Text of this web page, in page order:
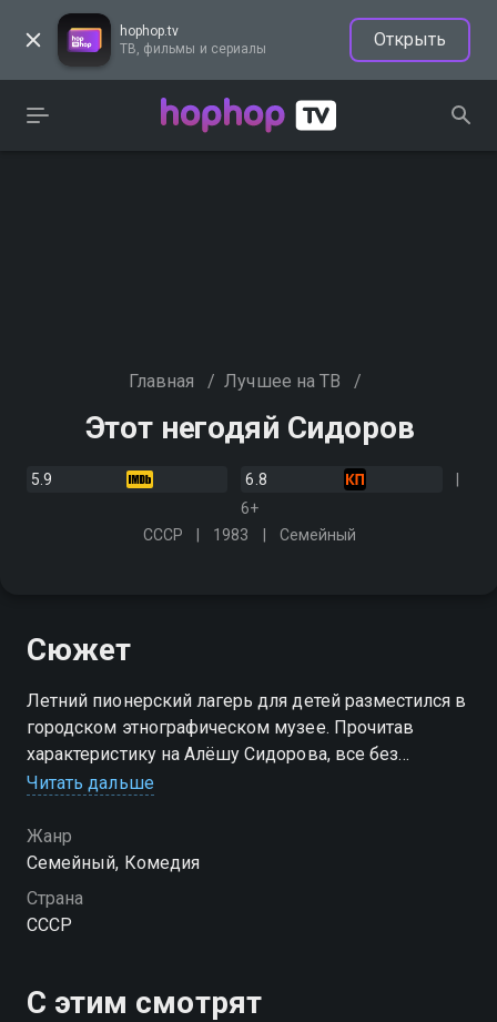
hophop.tv
ТВ, фильмы и сериалы
Открыть
Главная / Лучшее на ТВ /
Этот негодяй Сидоров
5.9
6.8
6+
СССР
1983 Семейный
Сюжет
Летний пионерский лагерь для детей разместился в
городском этнографическом музее. Прочитав
характеристику на Алёшу Сидорова, все без
исключения стали относиться к новичку как к
Читать дальше
Жанр
Семейный, Комедия
Страна
СССР
С этим смотрят